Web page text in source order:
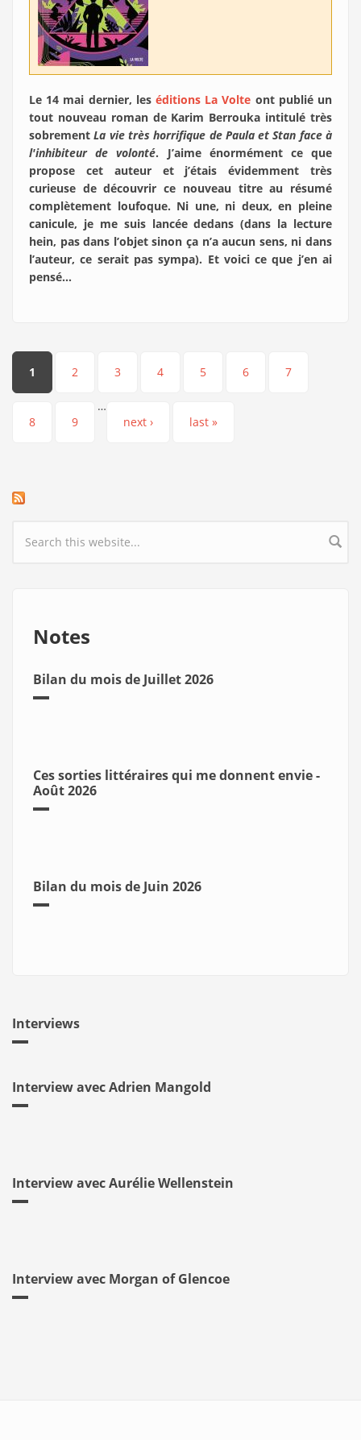
Le 14 mai dernier, les éditions La Volte ont publié un
tout nouveau roman de Karim Berrouka intitulé très
sobrementLa vie très horrifique de Paula et Stan face à
l'inhibiteur de volonté. J’aime énormément ce que
propose cet auteur et j’étais évidemment très
curieuse de découvrir ce nouveau titre au résumé
complètement loufoque. Ni une, ni deux, en pleine
canicule, je me suis lancée dedans (dans la lecture
hein, pas dans l’objet sinon ça n’a aucun sens, ni dans
l’auteur, ce serait pas sympa). Et voici ce que j’en ai
pensé…
Pages
1 2 3 4 5 6 7
8 9
…
next ›
last »
Search form
Notes
Bilan du mois de Juillet 2026
Ces sorties littéraires qui me donnent envie -
Août 2026
Bilan du mois de Juin 2026
Interviews
Interview avec Adrien Mangold
Interview avec Aurélie Wellenstein
Interview avec Morgan of Glencoe